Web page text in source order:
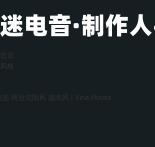
首页
风格
商业沈阳风 越南风 | Vina House